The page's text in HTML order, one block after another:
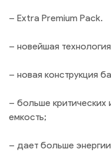
– Extra Premium Pack.
– новейшая
– новая конструкция
– больше
емкость;
– дает больше